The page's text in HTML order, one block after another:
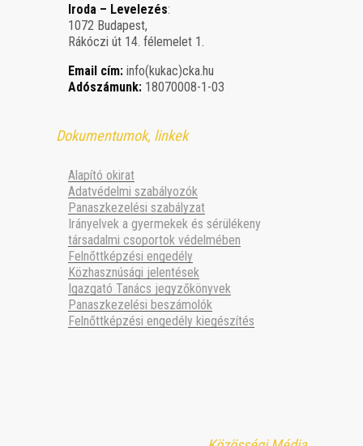
Iroda – Levelezés:
1072 Budapest,
Rákóczi út 14. félemelet 1.
Email cím: info(kukac)cka.hu
Adószámunk: 18070008-1-03
Dokumentumok, linkek
Alapító okirat
Adatvédelmi szabályozók
Panaszkezelési szabályzat
Irányelvek a gyermekek és sérülékeny
társadalmi csoportok védelmében
Felnőttképzési engedély
Közhasznúsági jelentések
Igazgató Tanács jegyzőkönyvek
Panaszkezelési beszámolók
Felnőttképzési engedély kiegészítés